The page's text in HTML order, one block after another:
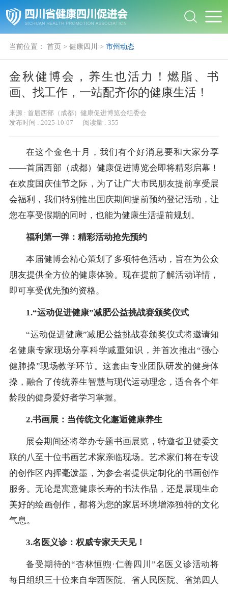
当前位置： 首页 > 健康四川 > 市州动态
金秋健博会，养生也活力！燃脂、书
画、找工作，一站配齐你的健康生活！
来源 : 首届西部（成都）健康促进博览会组委会
发布时间 : 2025-10-07 阅读量 :355
在这个金色十月，我们有个好消息要和大家分享
——首届西部（成都）健康促进博览会即将精彩启幕！
在欢度国庆佳节之际，为了让广大市民朋友提前享受展
会福利，我们特别推出国庆期间提前预约登记活动，让
您在享受假期的同时，也能为健康生活提前规划。
福利第一弹：精彩活动抢先预约
本届健博会精心策划了多项特色活动，旨在为公众
朋友提供全方位的健康体验。现在提前了解活动详情，
即可享受优先预约资格。
1.“运动促进健康”减肥公益挑战赛颁奖仪式
“运动促进健康”减肥公益挑战赛颁奖仪式将邀请知
名健康专家现场分享科学减重知识，并首次推出“强心
健肺操”现场教学环节。这套由专业团队研发的健身体
操，融合了传统养生智慧与现代运动理念，适合各个年
龄段的健身爱好者学习掌握。
2.书画展：当传统文化邂逅健康养生
展会期间还将举办专题书画展览，特邀省卫健委文
联的八至十位书画艺术家亲临现场。艺术家们将在专设
的创作区内挥毫泼墨，为参会者提供定制化的书画创作
服务。无论是寓意健康长寿的书法作品，还是展现生命
美好的绘画创作，都将为您的家居环境增添独特的文化
气息。
3.名医义诊：权威专家天天见！
备受期待的“杏林恒煦·仁善四川”名医义诊活动将
每日组织三十位来自华西医院、省人民医院、省第四人